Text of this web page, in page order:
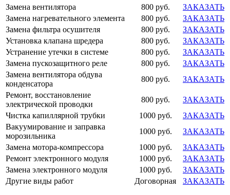
Замена вентилятора 800 руб.
ЗАКАЗАТЬ
Замена нагревательного элемента
800 руб.
ЗАКАЗАТЬ
Замена фильтра осушителя
800 руб.
ЗАКАЗАТЬ
Установка клапана шредера
800 руб.
ЗАКАЗАТЬ
Устранение утечки в системе
800 руб.
ЗАКАЗАТЬ
Замена пускозащитного реле
800 руб.
ЗАКАЗАТЬ
Замена вентилятора обдува
конденсатора
800 руб.
ЗАКАЗАТЬ
Ремонт, восстановление
электрической проводки
800 руб.
ЗАКАЗАТЬ
Чистка капиллярной трубки
1000 руб.
ЗАКАЗАТЬ
Вакуумирование и заправка
морозильника
1000 руб.
ЗАКАЗАТЬ
Замена мотора-компрессора
1000 руб.
ЗАКАЗАТЬ
Ремонт электронного модуля
1000 руб.
ЗАКАЗАТЬ
Замена электронного модуля
1000 руб.
ЗАКАЗАТЬ
Другие виды работ
Договорная ЗАКАЗАТЬ